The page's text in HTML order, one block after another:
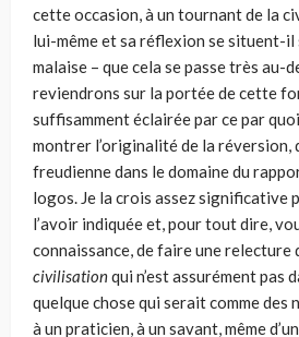
cette occasion, à un tournant de la
lui-même et sa réflexion se situent-il
malaise – que cela se passe très au-
reviendrons sur la portée de cette
suffisamment éclairée par ce par quoi
montrer l’originalité de la réver­sion,
freudienne dans le domaine du
logos. Je la crois assez significative
l’avoir indi­quée et, pour tout dire,
connaissance, de faire une relecture
civilisationqui n’est assurément pas
quelque chose qui serait comme des
à un praticien, à un savant, même